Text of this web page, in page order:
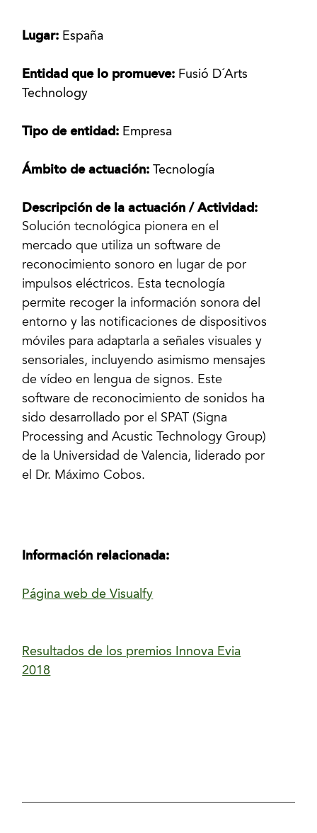
Lugar: España
Entidad que lo promueve: Fusió D´Arts
Technology
Tipo de entidad: Empresa
Ámbito de actuación:Tecnología
Descripción de la actuación / Actividad:
Solución tecnológica pionera en el
mercado que utiliza un software de
reconocimiento sonoro en lugar de por
impulsos eléctricos. Esta tecnología
permite recoger la información sonora del
entorno y las notificaciones de dispositivos
móviles para adaptarla a señales visuales y
sensoriales, incluyendo asimismo mensajes
de vídeo en lengua de signos. Este
software de reconocimiento de sonidos ha
sido desarrollado por el SPAT (Signa
Processing and Acustic Technology Group)
de la Universidad de Valencia, liderado por
el Dr. Máximo Cobos.
Información relacionada:
Página web de Visualfy
Resultados de los premios Innova Evia
2018